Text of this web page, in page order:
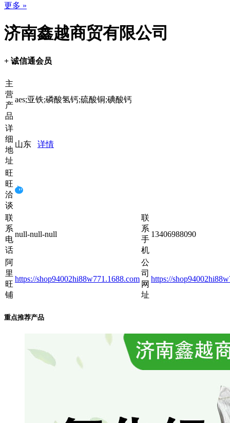
更多 »
济南鑫越商贸有限公司
+ 诚信通会员
主
营
产
品
aes;亚铁;磷酸氢钙;硫酸铜;碘酸钙
详
细
地
址
山东 详情
旺
旺
洽
谈
联
系
电
话
null-null-null
联
系
手
机
13406988090
阿
里
旺
铺
https://shop94002hi88w771.1688.com
公
司
网
址
https://
重点推荐产品